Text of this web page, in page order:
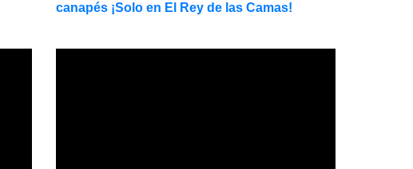
canapés ¡Solo en El Rey de las Camas!